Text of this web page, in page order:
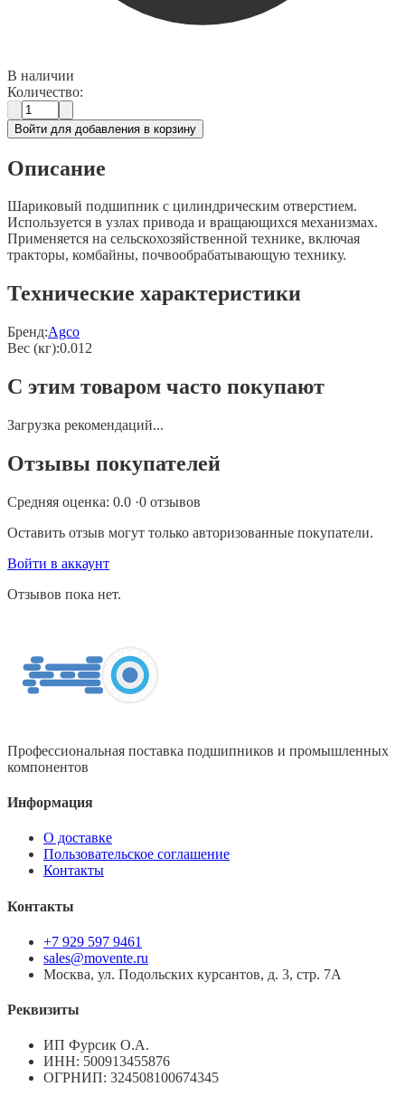
В наличии
Количество:
Войти для добавления в корзину
Описание
Шариковый подшипник с цилиндрическим отверстием.
Используется в узлах привода и вращающихся механизмах.
Применяется на сельскохозяйственной технике, включая
тракторы, комбайны, почвообрабатывающую технику.
Технические характеристики
Бренд:Agco
Вес (кг):0.012
С этим товаром часто покупают
Загрузка рекомендаций...
Отзывы покупателей
Средняя оценка: 0.0 ·0 отзывов
Оставить отзыв могут только авторизованные покупатели.
Войти в аккаунт
Отзывов пока нет.
Профессиональная поставка подшипников и промышленных
компонентов
Информация
О доставке
Пользовательское соглашение
Контакты
Контакты
+7 929 597 9461
sales@movente.ru
Москва, ул. Подольских курсантов, д. 3, стр. 7А
Реквизиты
ИП Фурсик О.А.
ИНН: 500913455876
ОГРНИП: 324508100674345